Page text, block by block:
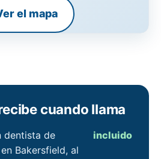
el mapa
cuando llama
dentista de
Bakersfield, al
incluido